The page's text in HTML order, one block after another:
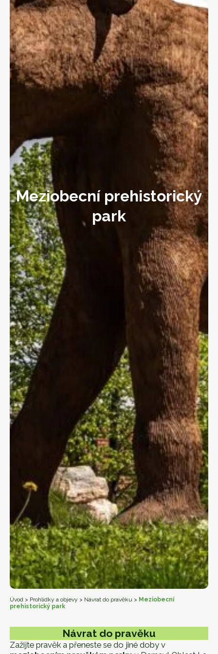
Meziobecní prehistorický
park
Úvod > Prohlídky a objevy > Návrat do pravěku > Meziobecní
prehistorický park
Návrat do pravěku
Zažijte pravěk a přeneste se do jiné doby v